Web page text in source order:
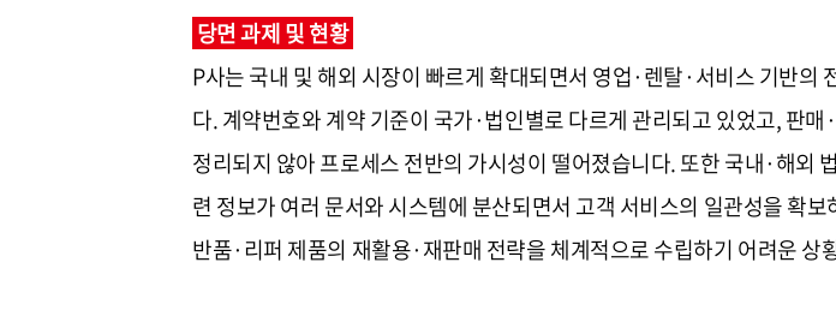
당면 과제 및 현황
P사는 국내 및 해외 시장이 빠르게 확대되면서 영업·렌탈·서비스 기반
다. 계약번호와 계약 기준이 국가·법인별로 다르게 관리되고 있었고, 판
정리되지 않아 프로세스 전반의 가시성이 떨어졌습니다. 또한 국내·해
련 정보가 여러 문서와 시스템에 분산되면서 고객 서비스의 일관성을 확
반품·리퍼 제품의 재활용·재판매 전략을 체계적으로 수립하기 어려운 상